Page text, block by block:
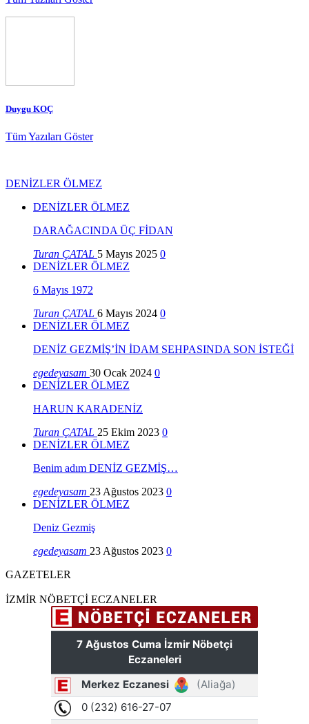
Duygu KOÇ
Tüm Yazıları Göster
DENİZLER ÖLMEZ
DENİZLER ÖLMEZ
DARAĞACINDA ÜÇ FİDAN
Turan ÇATAL 5 Mayıs 2025 0
DENİZLER ÖLMEZ
6 Mayıs 1972
Turan ÇATAL 6 Mayıs 2024 0
DENİZLER ÖLMEZ
DENİZ GEZMİŞ’İN İDAM SEHPASINDA SON İSTEĞİ
egedeyasam 30 Ocak 2024 0
DENİZLER ÖLMEZ
HARUN KARADENİZ
Turan ÇATAL 25 Ekim 2023 0
DENİZLER ÖLMEZ
Benim adım DENİZ GEZMİŞ…
egedeyasam 23 Ağustos 2023 0
DENİZLER ÖLMEZ
Deniz Gezmiş
egedeyasam 23 Ağustos 2023 0
GAZETELER
İZMİR NÖBETÇİ ECZANELER